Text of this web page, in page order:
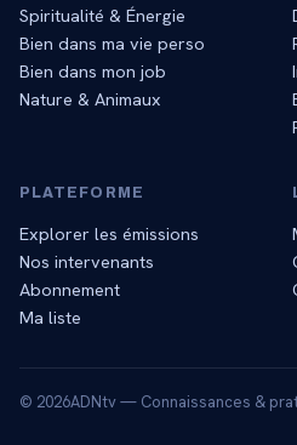
Spiritualité & Énergie
Bien dans ma vie perso
Bien dans mon job
Nature & Animaux
PLATEFORME
Explorer les émissions
Nos intervenants
Abonnement
Ma liste
© 2026ADNtv — Connaissances &